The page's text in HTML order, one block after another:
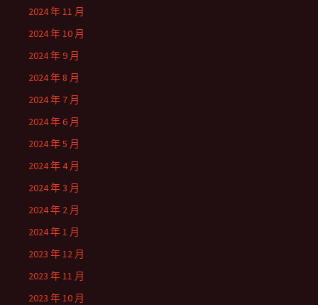
2024 年 11 月
2024 年 10 月
2024 年 9 月
2024 年 8 月
2024 年 7 月
2024 年 6 月
2024 年 5 月
2024 年 4 月
2024 年 3 月
2024 年 2 月
2024 年 1 月
2023 年 12 月
2023 年 11 月
2023 年 10 月